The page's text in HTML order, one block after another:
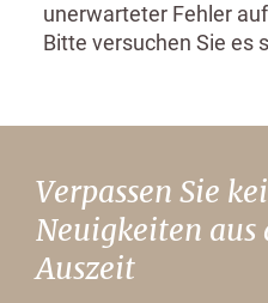
unerwarteter Fehler
Bitte versuchen Sie es
Verpassen Sie
Neuigkeiten aus
Auszeit